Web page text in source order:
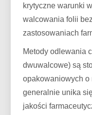
krytyczne warunki
walcowania folii
zastosowaniach
Metody odlewania
dwuwalcowe) są
opakowaniowych
generalnie unika
jakości